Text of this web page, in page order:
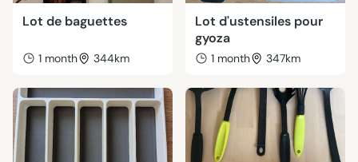
Lot de baguettes
1 month 344km
Lot d'ustensiles pour
gyoza
1 month 347km